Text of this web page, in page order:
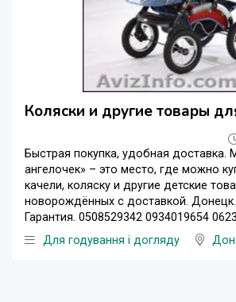
Коляски и другие товары
Быстрая покупка, удобная доставка.
ангелочек» – это место, где можно
качели, коляску и другие детские
новорождённых с доставкой.
Гарантия. 0508529342 0934019654
Для годування і догляду